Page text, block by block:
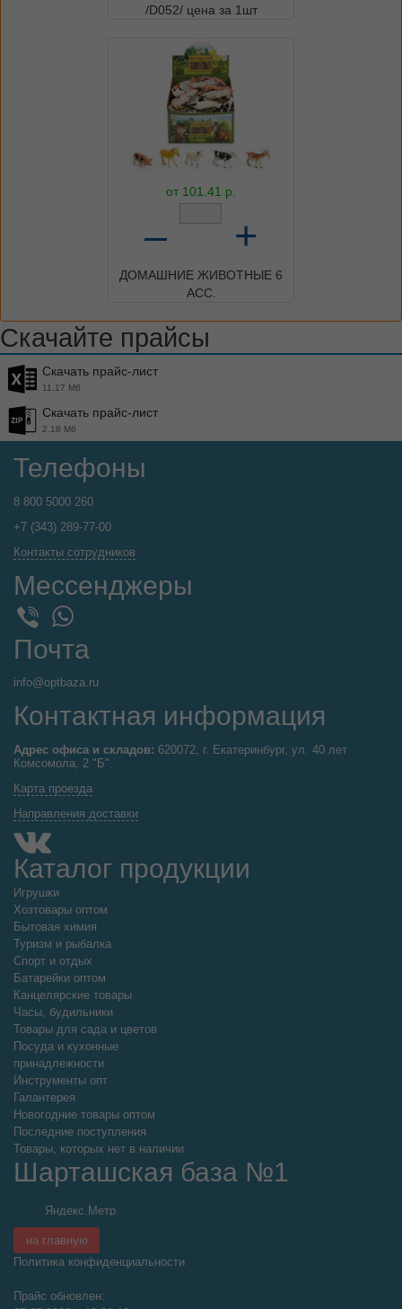
/D052/ цена за 1шт
от 101.41 р.
– +
ДОМАШНИЕ ЖИВОТНЫЕ 6
АСС.
Скачайте прайсы
Скачать прайс-лист
11.17 Мб
Скачать прайс-лист
2.18 Мб
Телефоны
8 800 5000 260
+7 (343) 289-77-00
Контакты сотрудников
Мессенджеры
WhatsApp
Почта
info@optbaza.ru
Контактная информация
Адрес офиса и складов: 620072, г. Екатеринбург, ул. 40 лет
Комсомола, 2 "Б".
Карта проезда
Направления доставки
Каталог продукции
Игрушки
Хозтовары оптом
Бытовая химия
Туризм и рыбалка
Спорт и отдых
Батарейки оптом
Канцелярские товары
Часы, будильники
Товары для сада и цветов
Посуда и кухонные
принадлежности
Инструменты опт
Галантерея
Новогодние товары оптом
Последние поступления
Товары, которых нет в наличии
Шарташская база №1
на главную
Политика конфиденциальности
Прайс обновлен: